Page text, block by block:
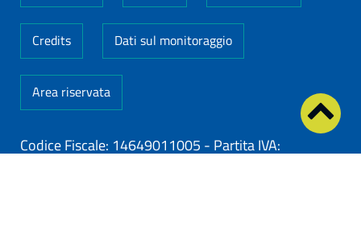
Credits Dati sul monitoraggio
Area riservata
Codice Fiscale: 14649011005 - Partita IVA: